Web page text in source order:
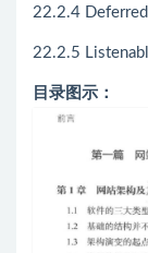
22.2.4
22.2.5
目录图示：